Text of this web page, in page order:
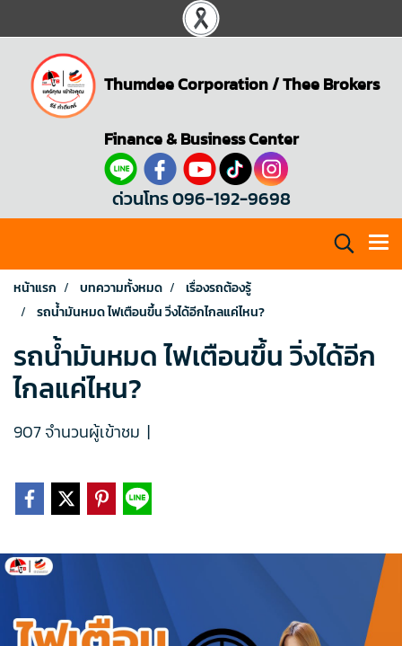
Thumdee Corporation/Thee Brokers
Finance & Business Center
ด่วนโทร 096-192-9698
หน้าแรก บทความทั้งหมด
เรื่องรถต้องรู้
รถน้ำมันหมด ไฟเตือนขึ้น วิ่งได้อีกไกลแค่ไหน?
รถน้ำมันหมด ไฟเตือนขึ้น วิ่งได้อีก
ไกลแค่ไหน?
907 จำนวนผู้เข้าชม |